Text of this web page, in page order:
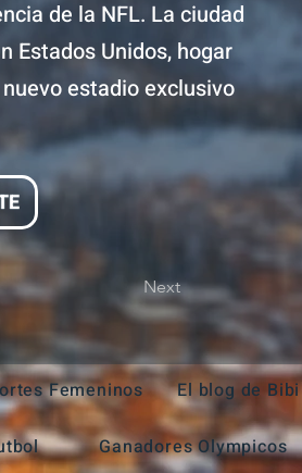
de la NFL. La ciudad
Estados Unidos, hogar
estadio exclusivo
Next
Femeninos El blog de Bibi
Ganadores Olympicos